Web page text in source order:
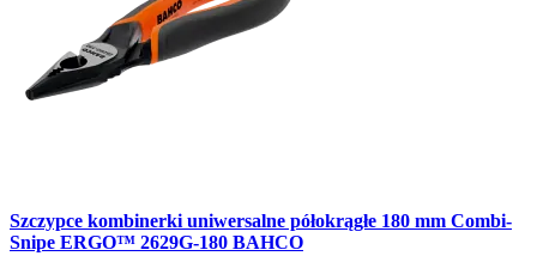
Szczypce kombinerki uniwersalne półokrągłe 180 mm Combi-
Snipe ERGO™ 2629G-180 BAHCO